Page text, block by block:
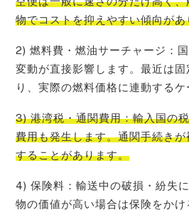
物でコストを抑えやすい傾向が
2) 燃料費・燃油サーチャージ：
変動が直接影響します。最近は
り、実際の燃料価格に連動するケ
3) 港湾税・通関費用：輸入国の
費用も発生します。通関手続き
することがあります。
4) 保険料：輸送中の破損・紛失
物の価値が高い場合は保険をか